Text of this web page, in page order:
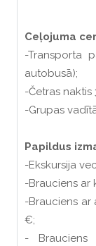
Ceļojuma
-Transporta
autobusā);
-Četras naktis
-Grupas
Papildus
-Ekskursija
-Brauciens ar
-Brauciens ar
€;
- Brauciens